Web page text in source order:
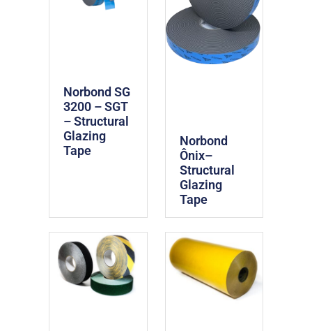
Norbond SG
3200 – SGT
– Structural
Glazing
Tape
Norbond
Ônix–
Structural
Glazing
Tape